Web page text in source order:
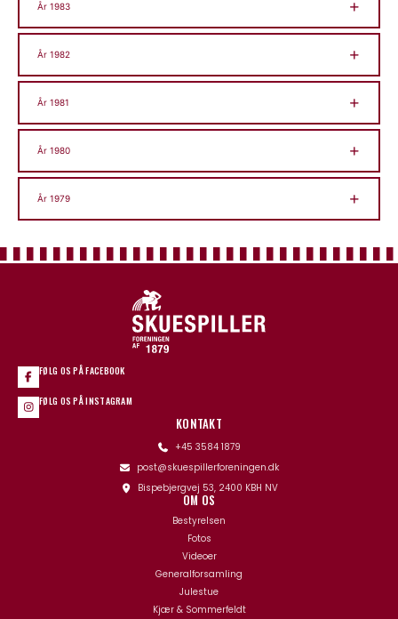
År 1983
År 1982
År 1981
År 1980
År 1979
FØLG OS PÅ FACEBOOK
FØLG OS PÅ INSTAGRAM
KONTAKT
+45 3584 1879
post@skuespillerforeningen.dk
Bispebjergvej 53, 2400 KBH NV
OM OS
Bestyrelsen
Fotos
Videoer
Generalforsamling
Julestue
Kjær & Sommerfeldt